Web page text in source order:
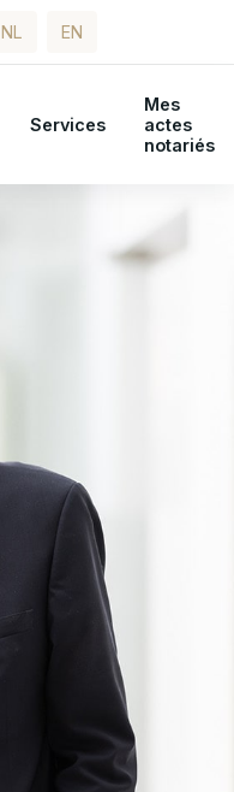
NL EN
Services
Mes
actes
notariés